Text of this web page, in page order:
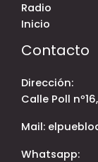
Radio
Inicio
Contacto
Dirección:
Calle Poll
Mail:
Whatsapp: